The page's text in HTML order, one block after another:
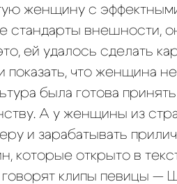
женщину с
стандарты внешности,
ей удалось сделать
что женщина
была готова принять
А у женщины из
и зарабатывать
которые открыто в
клипы певицы —